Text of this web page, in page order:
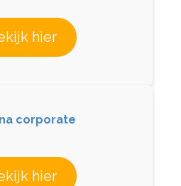
hier
corporate
hier